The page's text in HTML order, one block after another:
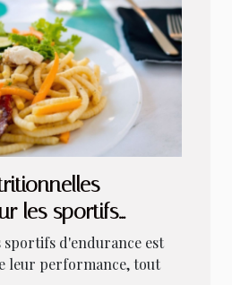
les sportifs
et
d'endurance est
leur performance, tout